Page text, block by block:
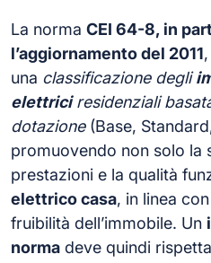
La norma CEI 64-8, in
l’aggiornamento del 2011
una classificazione degli
elettriciresidenziali
dotazione(Base,
promuovendo non solo la
prestazioni e la qualità
elettrico casa, in linea
fruibilità dell’immobile. Un
norma deve quindi